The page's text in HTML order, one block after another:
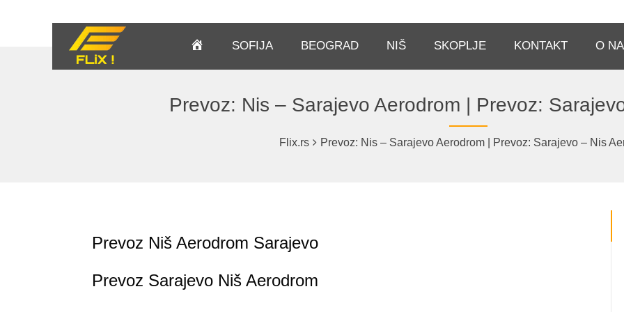
PocetnaSOFIJA BEOGRAD NIŠ SKOPLJE KONTAKT O
Prevoz: Nis – Sarajevo Aerodrom | Prevoz:
Flix.rs Prevoz: Nis – Sarajevo Aerodrom | Prevoz: Sarajevo – Nis
Prevoz Niš Aerodrom Sarajevo
Prevoz Sarajevo Niš Aerodrom